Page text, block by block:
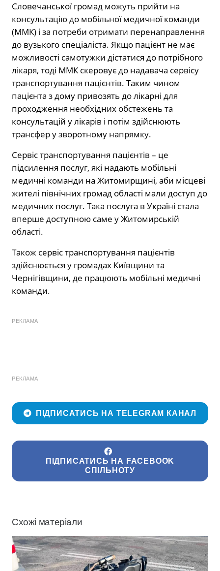
Словечанської громад можуть прийти на
консультацію до мобільної медичної команди
(ММК) і за потреби отримати перенаправлення
до вузького спеціаліста. Якщо пацієнт не має
можливості самотужки дістатися до потрібного
лікаря, тоді ММК скеровує до надавача сервісу
транспортування пацієнтів. Таким чином
пацієнта з дому привозять до лікарні для
проходження необхідних обстежень та
консультацій у лікарів і потім здійснюють
трансфер у зворотному напрямку.
Сервіс транспортування пацієнтів – це
підсилення послуг, які надають мобільні
медичні команди на Житомирщині, аби місцеві
жителі північних громад області мали доступ до
медичних послуг. Така послуга в Україні стала
вперше доступною саме у Житомирській
області.
Також сервіс транспортування пацієнтів
здійснюється у громадах Київщини та
Чернігівщини, де працюють мобільні медичні
команди.
РЕКЛАМА
РЕКЛАМА
ПІДПИСАТИСЬ НА TELEGRAM КАНАЛ
ПІДПИСАТИСЬ НА FACEBOOK
СПІЛЬНОТУ
Схожі матеріали